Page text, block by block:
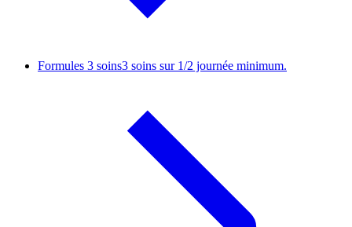
Formules 3 soins3 soins sur 1/2 journée minimum.